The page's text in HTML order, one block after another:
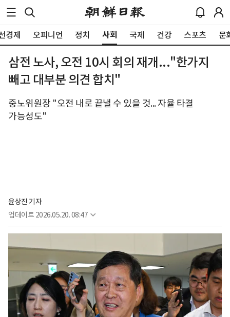
경제 오피니언 정치 사회 국제 건강 스포츠 문
삼전 노사, 오전 10시 회의 재개..."한가지
빼고 대부분 의견 합치"
중노위원장 "오전 내로 끝낼 수 있을 것... 자율 타결
가능성도"
윤상진 기자
업데이트 2026.05.20. 08:47